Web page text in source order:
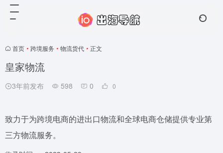
首页 • 跨境服务 • 物流货代 • 正文
皇家物流
3年前发布 598 0 0
致力于为跨境电商的进出口物流和全球电商仓储提供专业第
三方物流服务。